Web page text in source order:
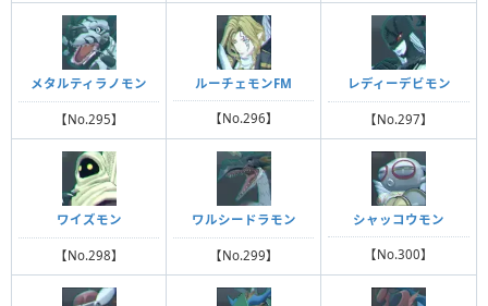
メタルティラノモン
【No.295】
ルーチェモンFM
【No.296】
レディーデビモン
【No.297】
ワイズモン
【No.298】
ワルシードラモン
【No.299】
シャッコウモン
【No.300】